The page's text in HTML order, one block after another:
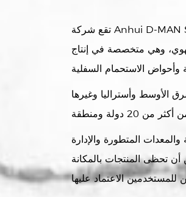
تقع شركة Anhui D-MAN Smart Home Co., Ltd. في المناطق النائية من
وهي متخصصة في إنتاج
الأوسط وأستراليا وغيرها
المتطورة والإدارة
أن تحظى المنتجات بالمكانة